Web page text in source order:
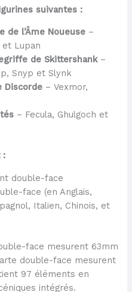
suivantes :
de l’Âme Noueuse –
et Lupan
de Skittershank–
Snyp et Slynk
Discorde – Vexmor,
– Fecula, Ghulgoch et
:
double-face
face (en Anglais,
Italien, Chinois, et
face mesurent 63mm
double-face mesurent
97 éléments en
intégrés.